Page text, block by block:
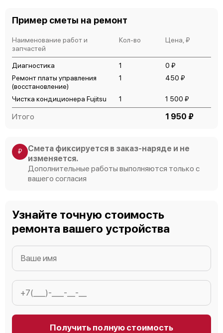
Пример сметы на ремонт
Наименование работ и
запчастей
Кол-во Цена, ₽
Диагностика 1
0 ₽
Ремонт платы управления
(восстановление)
1 450 ₽
Чистка кондиционера Fujitsu 1 1 500 ₽
Итого 1 950 ₽
₽
Смета фиксируется в заказ-наряде и не
изменяется.
Дополнительные работы выполняются только с
вашего согласия
Узнайте точную стоимость
ремонта вашего устройства
Получить полную стоимость